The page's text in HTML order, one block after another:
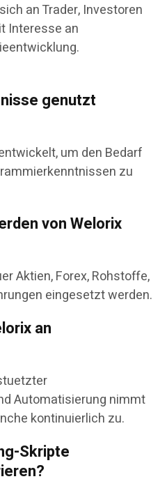
an Trader, Investoren
Interesse an
genutzt
um den Bedarf
zu
von Welorix
Aktien, Forex, Rohstoffe,
eingesetzt werden.
an
Automatisierung nimmt
kontinuierlich zu.
Skripte